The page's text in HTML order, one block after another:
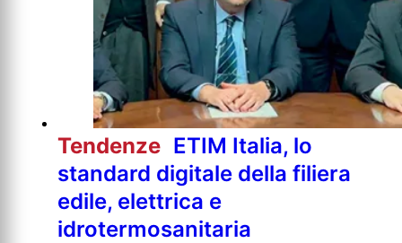
Tendenze ETIM Italia, lo
standard digitale della filiera
edile, elettrica e
idrotermosanitaria